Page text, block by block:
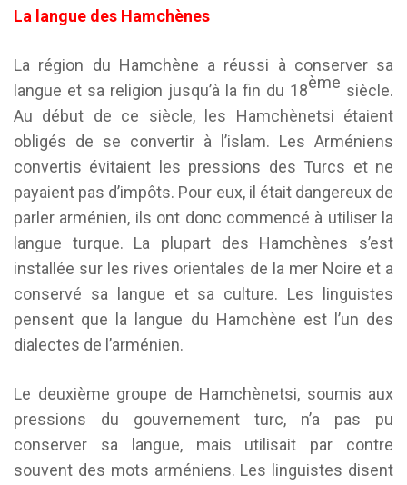
La langue des Hamchènes
La région du Hamchène a réussi à conserver sa
langue et sa religion jusqu’à la fin du 18ème siècle.
Au début de ce siècle, les Hamchènetsi étaient
obligés de se convertir à l’islam. Les Arméniens
convertis évitaient les pressions des Turcs et ne
payaient pas d’impôts. Pour eux, il était dangereux de
parler arménien, ils ont donc commencé à utiliser la
langue turque. La plupart des Hamchènes s’est
installée sur les rives orientales de la mer Noire et a
conservé sa langue et sa culture. Les linguistes
pensent que la langue du Hamchène est l’un des
dialectes de l’arménien.
Le deuxième groupe de Hamchènetsi, soumis aux
pressions du gouvernement turc, n’a pas pu
conserver sa langue, mais utilisait par contre
souvent des mots arméniens. Les linguistes disent